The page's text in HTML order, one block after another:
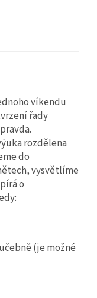
víkendu
řady
rozdělena
do
vysvětlíme
o
(je možné